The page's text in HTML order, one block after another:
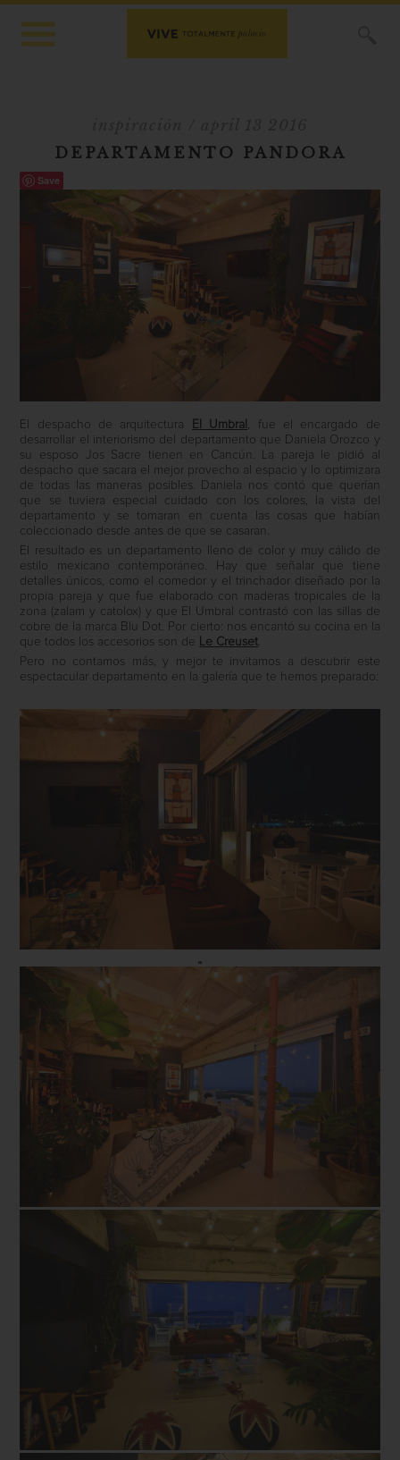
DEPARTAMENTO PANDORA
Save
El despacho de arquitectura El Umbral , fue el encargado de
desarrollar el interiorismo del departamento que Daniela Orozco y
su esposo Jos Sacre tienen en Cancún. La pareja le pidió al
despacho que sacara el mejor provecho al espacio y lo optimizara
de todas las maneras posibles. Daniela nos contó que querían
que se tuviera especial cuidado con los colores, la vista del
departamento y se tomaran en cuenta las cosas que habían
coleccionado desde antes de que se casaran.
El resultado es un departamento lleno de color y muy cálido de
estilo mexicano contemporáneo. Hay que señalar que tiene
detalles únicos, como el comedor y el trinchador diseñado por la
propia pareja y que fue elaborado con maderas tropicales de la
zona (zalam y catolox) y que El Umbral contrastó con las sillas de
cobre de la marca Blu Dot. Por cierto: nos encantó su cocina en la
que todos los accesorios son de Le Creuset.
Pero no contamos más, y mejor te invitamos a descubrir este
espectacular departamento en la galería que te hemos preparado: